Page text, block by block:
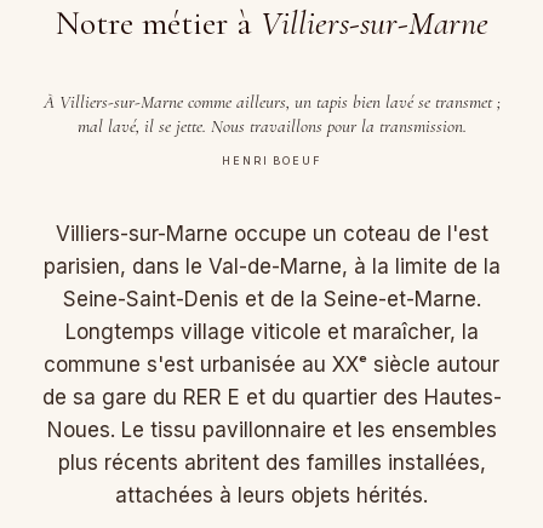
Notre métier à Villiers-sur-Marne
À Villiers-sur-Marne comme ailleurs, un tapis bien lavé se transmet ;
mal lavé, il se jette. Nous travaillons pour la transmission.
HENRI BOEUF
Villiers-sur-Marne occupe un coteau de l'est
parisien, dans le Val-de-Marne, à la limite de la
Seine-Saint-Denis et de la Seine-et-Marne.
Longtemps village viticole et maraîcher, la
commune s'est urbanisée au XXᵉ siècle autour
de sa gare du RER E et du quartier des Hautes-
Noues. Le tissu pavillonnaire et les ensembles
plus récents abritent des familles installées,
attachées à leurs objets hérités.